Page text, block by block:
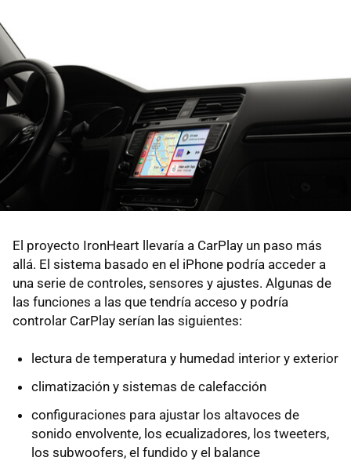
El proyecto IronHeart llevaría a CarPlay un paso más
allá. El sistema basado en el iPhone podría acceder a
una serie de controles, sensores y ajustes. Algunas de
las funciones a las que tendría acceso y podría
controlar CarPlay serían las siguientes:
lectura de temperatura y humedad interior y exterior
climatización y sistemas de calefacción
configuraciones para ajustar los altavoces de
sonido envolvente, los ecualizadores, los tweeters,
los subwoofers, el fundido y el balance